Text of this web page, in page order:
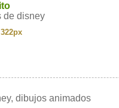
de disney
dibujos animados